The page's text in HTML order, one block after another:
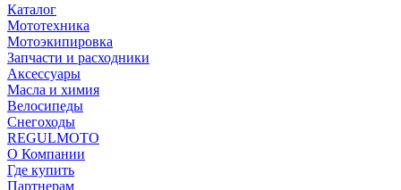
Каталог
Мототехника
Мотоэкипировка
Запчасти и расходники
Аксессуары
Масла и химия
Велосипеды
Снегоходы
REGULMOTO
О Компании
Где купить
Партнерам